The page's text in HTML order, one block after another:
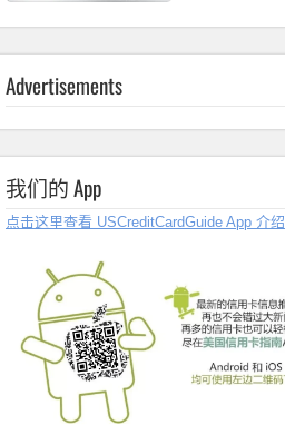
Advertisements
我们的 App
点击这里查看 USCreditCardGuide App 介绍